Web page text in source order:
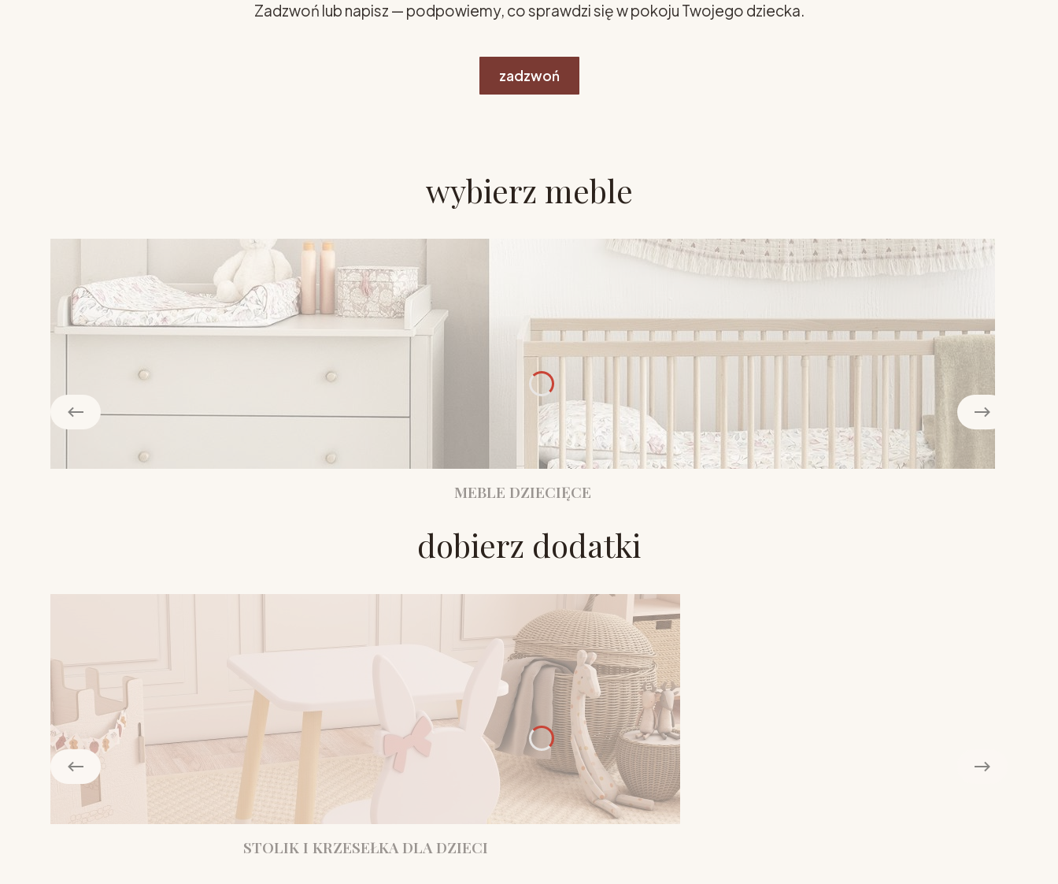
Zadzwoń lub napisz — podpowiemy, co sprawdzi się w pokoju Twojego dziecka.
zadzwoń
wybierz meble
MEBLE DZIECIĘCE
dobierz dodatki
STOLIK I KRZESEŁKA DLA DZIECI